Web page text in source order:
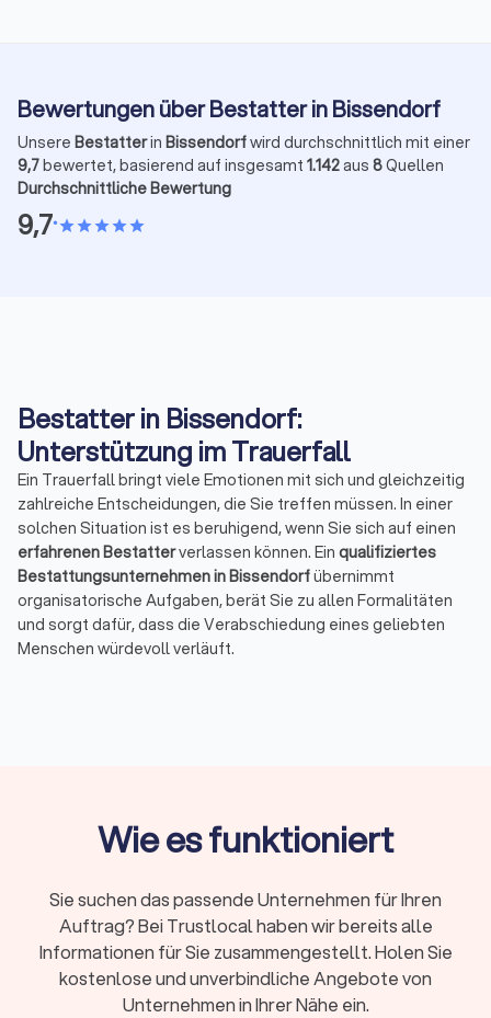
Bewertungen über Bestatter in Bissendorf
Unsere Bestatterin Bissendorfwird durchschnittlich mit einer
9,7bewertet, basierend auf insgesamt 1.142aus 8Quellen
Durchschnittliche Bewertung
9,7•starstarstarstarstar
Bestatter in Bissendorf:
Unterstützung im Trauerfall
Ein Trauerfall bringt viele Emotionen mit sich und gleichzeitig
zahlreiche Entscheidungen, die Sie treffen müssen. In einer
solchen Situation ist es beruhigend, wenn Sie sich auf einen
erfahrenen Bestatterverlassen können. Ein qualifiziertes
Bestattungsunternehmen in Bissendorfübernimmt
organisatorische Aufgaben, berät Sie zu allen Formalitäten
und sorgt dafür, dass die Verabschiedung eines geliebten
Menschen würdevoll verläuft.
Je nach Bestattungsart sollten Sie grob mit
eine einfache Urnenbestattung , ab etwa4.000 €
eine klassische Erdbestattung rechnen.
Auf Trustlocal finden Siegeprüfte Bestatter in
Bissendorf mit echten Bewertungen, können Angebote
transparent vergleichen und so einen seriösen Anbieter
wählen, der zu Ihren Vorstellungen und Ihrem Budget
Wie es funktioniert
Sie suchen das passende Unternehmen für Ihren
Auftrag? Bei Trustlocal haben wir bereits alle
Informationen für Sie zusammengestellt. Holen Sie
kostenlose und unverbindliche Angebote von
Unternehmen in Ihrer Nähe ein.